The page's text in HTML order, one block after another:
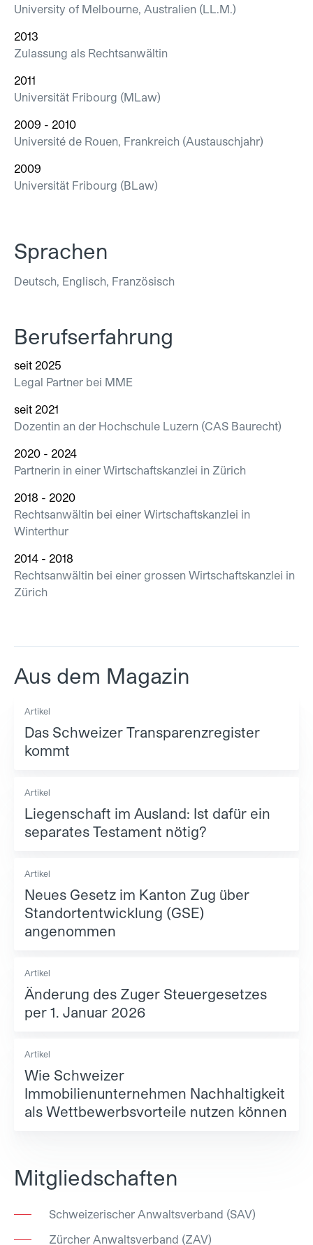
University of Melbourne, Australien (LL.M.)
2013
Zulassung als Rechtsanwältin
2011
Universität Fribourg (MLaw)
2009 - 2010
Université de Rouen, Frankreich (Austauschjahr)
2009
Universität Fribourg (BLaw)
Sprachen
Deutsch, Englisch, Französisch
Berufserfahrung
seit 2025
Legal Partner bei MME
seit 2021
Dozentin an der Hochschule Luzern (CAS Baurecht)
2020 - 2024
Partnerin in einer Wirtschaftskanzlei in Zürich
2018 - 2020
Rechtsanwältin bei einer Wirtschaftskanzlei in
Winterthur
2014 - 2018
Rechtsanwältin bei einer grossen Wirtschaftskanzlei in
Zürich
Aus dem Magazin
Artikel
Das Schweizer Transparenzregister
kommt
Artikel
Liegenschaft im Ausland: Ist dafür ein
separates Testament nötig?
Artikel
Neues Gesetz im Kanton Zug über
Standortentwicklung (GSE)
angenommen
Artikel
Änderung des Zuger Steuergesetzes
per 1. Januar 2026
Artikel
Wie Schweizer
Immobilienunternehmen Nachhaltigkeit
als Wettbewerbsvorteile nutzen können
Mitgliedschaften
Schweizerischer Anwaltsverband (SAV)
Zürcher Anwaltsverband (ZAV)